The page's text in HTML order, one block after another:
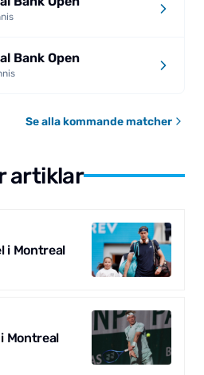
Bank Open
Se alla kommande matcher
artiklar
i Montreal
Montreal